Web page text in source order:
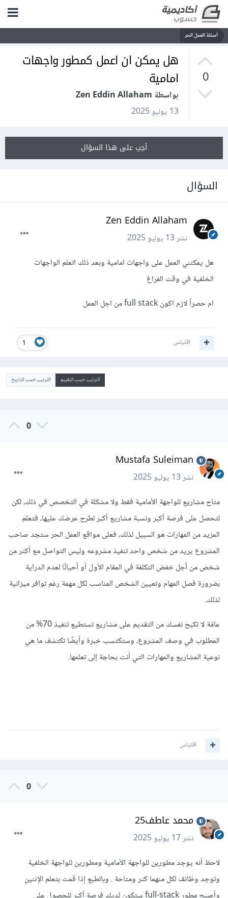
أسئلة العمل الحر
0
هل يمكن ان اعمل كمطور واجهات
امامية
بواسطة Zen Eddin Allaham
13 يوليو 2025
أجب على هذا السؤال
السؤال
Zen Eddin Allaham
نشر13 يوليو 2025
هل يمكنني العمل على واجهات امامية وبعد ذلك اتعلم الواجهات
الخلفية في وقت الفراغ
ام حصراً لازم اكون full stack من اجل العمل
1 اقتباس
الترتيب حسب التقييم الترتيب حسب التاريخ
0
Mustafa Suleiman
نشر13 يوليو 2025
متاح مشاريع للواجهة الأمامية فقط ولا مشكلة في التخصص في ذلك، لكن
لتحصل على فرصة أكبر ونسبة مشاريع أكبر لطرح عرضك عليها، فتعلم
المزيد من المهارات هو السبيل لذلك، فعلى مواقع العمل الحر ستجد صاحب
المشروع يريد من شخص واحد تنفيذ مشروعه وليس التواصل مع أكثر من
شخص من أجل خفض التكلفة في المقام الأول أو أحيانًا لعدم الدراية
بضرورة فصل المهام وتعيين الشخص المناسب لكل مهمة رغم توافر ميزانية
لذلك.
عامًة لا تكبح نفسك من التقديم على مشاريع تستطيع تنفيذ 70% من
المطلوب في وصف المشروع، وستكتسب خبرة وأيضًا تكتشف ما هي
نوعية المشاريع والمهارات التي أنت بحاجة إلى تعلمها.
اقتباس
0
محمد عاطف25
نشر17 يوليو 2025
لاحظ أنه يوجد مطورين للواجهة الأمامية ومطورين للواجهة الخلفية
وتوجد وظائف لكل منهما كثر ومتاحة . وبالطبع إذا قمت بتعلم الإثنين